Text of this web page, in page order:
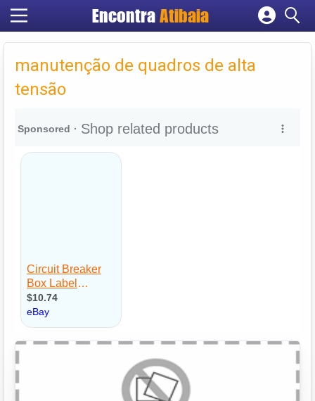
Encontra Atibaia
Cadastrar empresa
Criar conta
manutenção de quadros de alta
tensão